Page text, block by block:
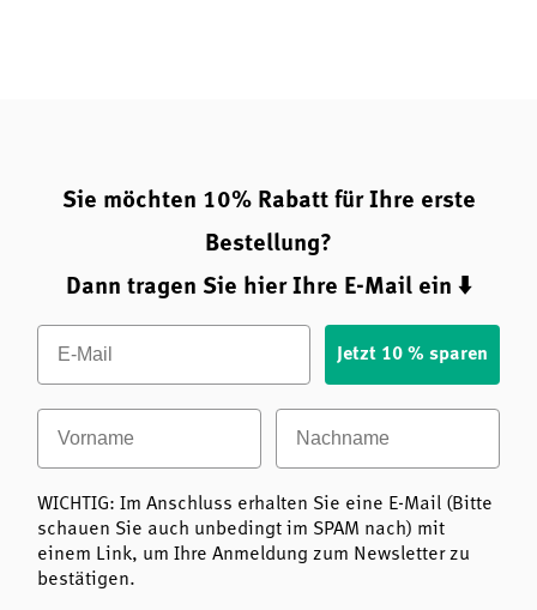
Sie möchten 10% Rabatt für Ihre erste
Bestellung?
Dann tragen Sie hier Ihre E-Mail ein ⬇️
Email
Jetzt 10 % sparen
Vorname Nachname
WICHTIG: Im Anschluss erhalten Sie eine E-Mail (Bitte
schauen Sie auch unbedingt im SPAM nach) mit
einem Link, um Ihre Anmeldung zum Newsletter zu
bestätigen.